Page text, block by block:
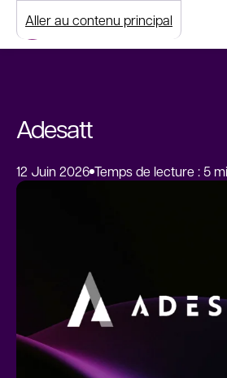
Aller au contenu principal
Adesatt
12 Juin 2026 Temps de lecture : 5